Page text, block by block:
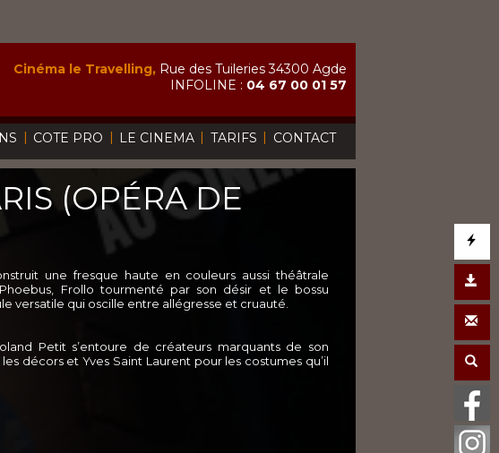
| COTE PRO | LE CINEMA | TARIFS | CONTACT
Cinéma le Travelling, Rue des Tuileries 34300 Agde
INFOLINE : 04 67 00 01 57
(OPÉRA DE
une fresque haute en couleurs aussi théâtrale
Frollo tourmenté par son désir et le bossu
versatile qui oscille entre allégresse et cruauté.
Petit s’entoure de créateurs marquants de son
décors et Yves Saint Laurent pour les costumes qu’il